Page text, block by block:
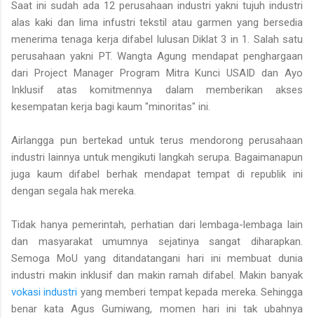
Saat ini sudah ada 12 perusahaan industri yakni tujuh industri
alas kaki dan lima infustri tekstil atau garmen yang bersedia
menerima tenaga kerja difabel lulusan Diklat 3 in 1. Salah satu
perusahaan yakni PT. Wangta Agung mendapat penghargaan
dari Project Manager Program Mitra Kunci USAID dan Ayo
Inklusif atas komitmennya dalam memberikan akses
kesempatan kerja bagi kaum "minoritas" ini.
Airlangga pun bertekad untuk terus mendorong perusahaan
industri lainnya untuk mengikuti langkah serupa. Bagaimanapun
juga kaum difabel berhak mendapat tempat di republik ini
dengan segala hak mereka.
Tidak hanya pemerintah, perhatian dari lembaga-lembaga lain
dan masyarakat umumnya sejatinya sangat diharapkan.
Semoga MoU yang ditandatangani hari ini membuat dunia
industri makin inklusif dan makin ramah difabel. Makin banyak
vokasi industri yang memberi tempat kepada mereka. Sehingga
benar kata Agus Gumiwang, momen hari ini tak ubahnya